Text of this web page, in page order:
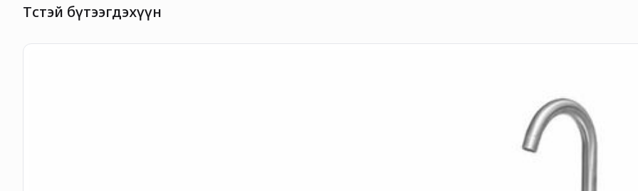
Төстэй бүтээгдэхүүн